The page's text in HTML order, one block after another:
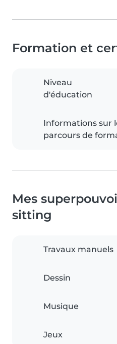
Formation et
Niveau
d'éducation
Informations sur
parcours de
Mes
sitting
Travaux manuels
Dessin
Musique
Jeux